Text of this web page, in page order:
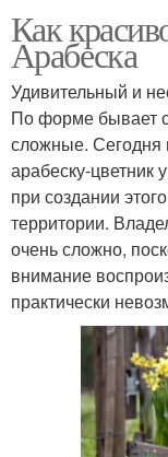
Как
Арабеска
Удивительный и
По форме бывает
сложные. Сегодня
арабеску-цветник
при создании
территории.
очень сложно,
внимание
практически